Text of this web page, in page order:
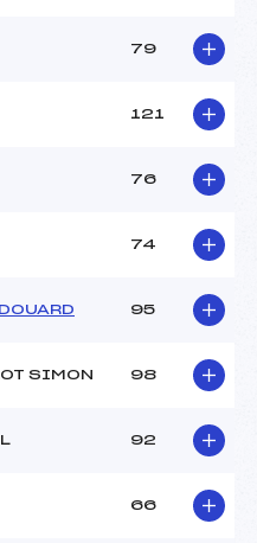
79
121
76
74
95
SIMON 98
92
66